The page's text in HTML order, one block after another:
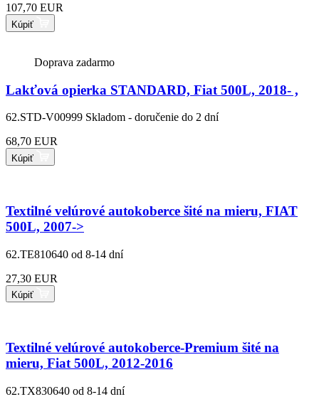
107,70 EUR
Kúpiť
Doprava zadarmo
Lakťová opierka STANDARD, Fiat 500L, 2018- ,
62.STD-V00999 Skladom - doručenie do 2 dní
68,70 EUR
Kúpiť
Textilné velúrové autokoberce šité na mieru, FIAT
500L, 2007->
62.TE810640 od 8-14 dní
27,30 EUR
Kúpiť
Textilné velúrové autokoberce-Premium šité na
mieru, Fiat 500L, 2012-2016
62.TX830640 od 8-14 dní